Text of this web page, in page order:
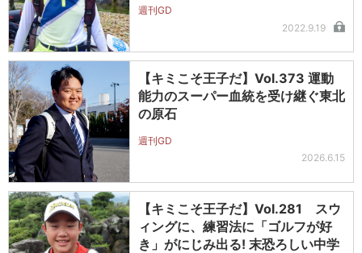
週刊GD
2022.9.19
【キミこそ王子だ】Vol.373 運動
能力のスーパー血統を受け継ぐ東北
の原石
週刊GD
2026.6.15
【キミこそ王子だ】Vol.281 スウ
ィングに、練習法に「ゴルフが好
き」がにじみ出る! 末恐ろしい中学